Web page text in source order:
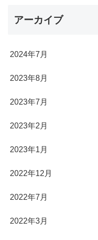
アーカイブ
2024年7月
2023年8月
2023年7月
2023年2月
2023年1月
2022年12月
2022年7月
2022年3月